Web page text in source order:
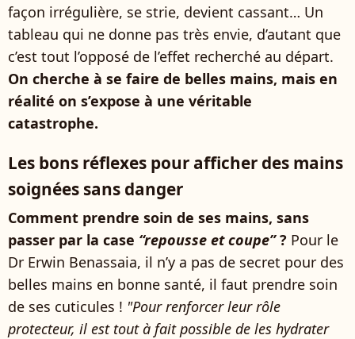
façon irrégulière, se strie, devient cassant… Un
tableau qui ne donne pas très envie, d’autant que
c’est tout l’opposé de l’effet recherché au départ.
On cherche à se faire de belles mains, mais en
réalité on s’expose à une véritable
catastrophe.
Les bons réflexes pour afficher des mains
soignées sans danger
Comment prendre soin de ses mains, sans
passer par la case “repousse et coupe”? Pour le
Dr Erwin Benassaia, il n’y a pas de secret pour des
belles mains en bonne santé, il faut prendre soin
de ses cuticules ! "Pour renforcer leur rôle
protecteur, il est tout à fait possible de les hydrater